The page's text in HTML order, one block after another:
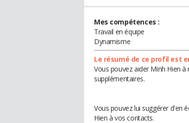
Mes compétences :
Travail en équipe
Dynamisme
Le résumé de ce profil est
Vous pouvez aider Minh Hien
supplémentaires.
Vous pouvez lui suggérer d'en
Hien à vos contacts.